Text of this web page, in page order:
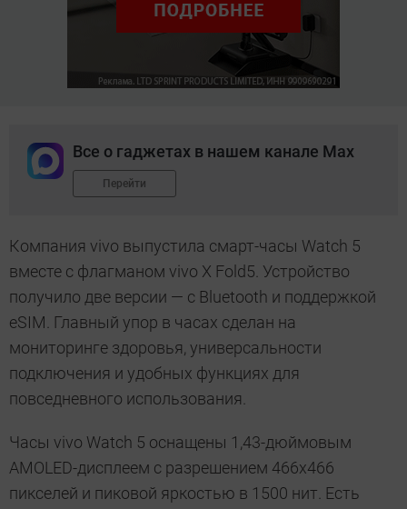
Все о гаджетах в нашем канале Max
Перейти
Компания vivo выпустила смарт-часы Watch 5
вместе с флагманом vivo X Fold5. Устройство
получило две версии — с Bluetooth и поддержкой
eSIM. Главный упор в часах сделан на
мониторинге здоровья, универсальности
подключения и удобных функциях для
повседневного использования.
Часы vivo Watch 5 оснащены 1,43-дюймовым
AMOLED-дисплеем с разрешением 466х466
пикселей и пиковой яркостью в 1500 нит. Есть